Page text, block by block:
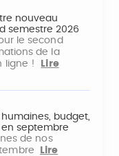
nouveau
semestre 2026
le second
de la
ligne !
Lire
budget,
septembre
de nos
Lire